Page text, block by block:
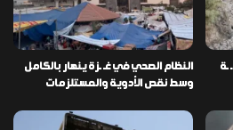
ـة
النظام الصحي في غـ ـزة ينهار بالكامل
وسط نقص الأدوية والمستلزمات